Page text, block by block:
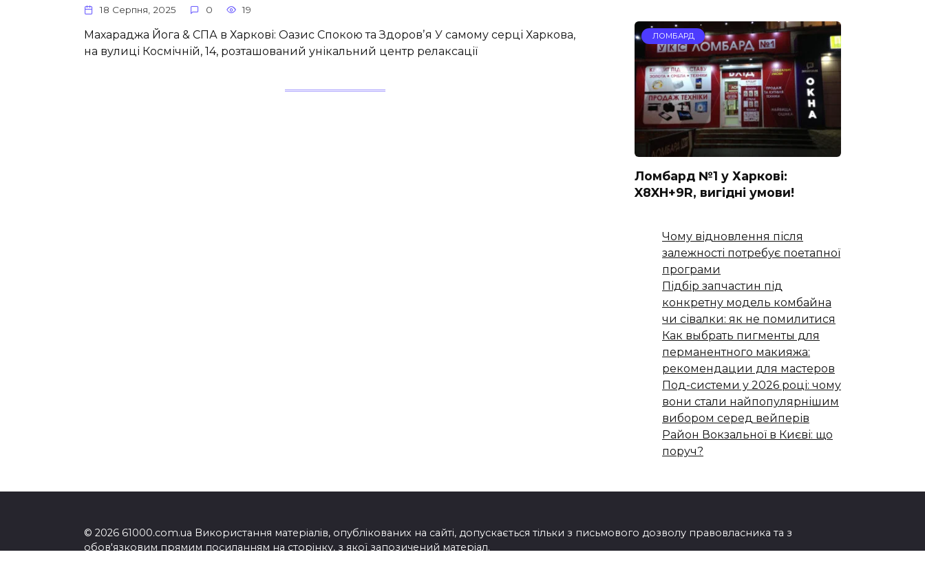
18 Серпня, 2025 0 19
Махараджа Йога & СПА в Харкові: Оазис Спокою та Здоровʼя У самому серці Харкова,
на вулиці Космічній, 14, розташований унікальний центр релаксації
ЛОМБАРД
Ломбард №1 у Харкові:
X8XH+9R, вигідні умови!
Чому відновлення після
залежності потребує поетапної
програми
Підбір запчастин під
конкретну модель комбайна
чи сівалки: як не помилитися
Как выбрать пигменты для
перманентного макияжа:
рекомендации для мастеров
Под-системи у 2026 році: чому
вони стали найпопулярнішим
вибором серед вейперів
Район Вокзальної в Києві: що
поруч?
© 2026 61000.com.ua Використання матеріалів, опублікованих на сайті, допускається тільки з письмового дозволу правовласника та з
обов'язковим прямим посиланням на сторінку, з якої запозичений матеріал.